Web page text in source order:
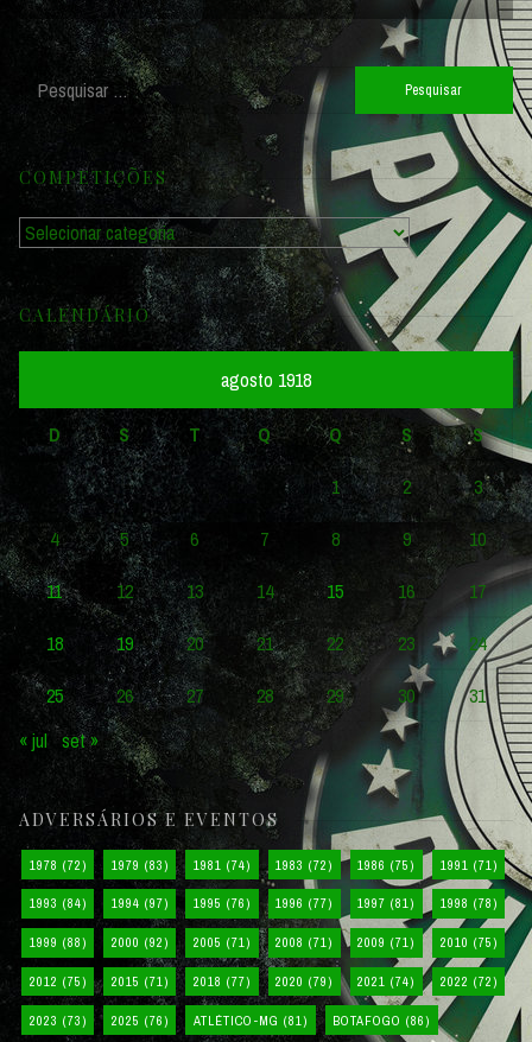
Pesquisar
por:
COMPETIÇÕES
Competições
CALENDÁRIO
agosto 1918
D S T Q Q S
S
1
2
3
4
5 6 7 8 9
10
11
12 13 14 15 16
17
18
19 20 21 22 23
24
25
26 27 28 29 30
31
« jul set »
ADVERSÁRIOS E EVENTOS
1978 (72) 1979 (83) 1981 (74) 1983 (72) 1986 (75) 1991 (71)
1993 (84) 1994 (97) 1995 (76) 1996 (77) 1997 (81) 1998 (78)
1999 (88) 2000 (92) 2005 (71) 2008 (71) 2009 (71) 2010 (75)
2012 (75) 2015 (71) 2018 (77) 2020 (79) 2021 (74) 2022 (72)
2023 (73) 2025 (76) ATLÉTICO-MG (81) BOTAFOGO (86)